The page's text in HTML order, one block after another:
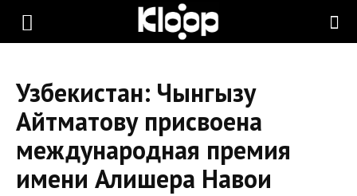
KLOOP.KG
Новости
Узбекистан: Чынгызу
Айтматову присвоена
международная премия
имени Алишера Навои